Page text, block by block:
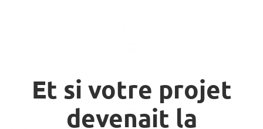
Et si votre projet
devenait la